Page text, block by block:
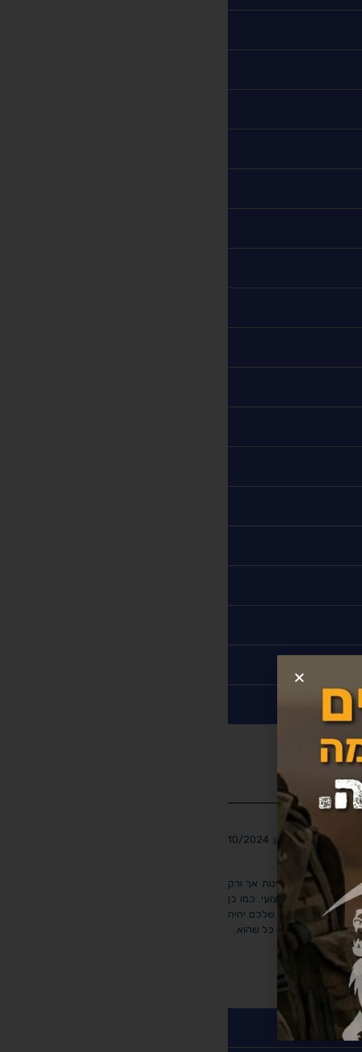
עדכון אחרון: 10/2024
אנו ממליצים לפנות אך ורק
ועם ניסיון מקצועי. כמו כן
פונים האם הטיפול שלכם יהיה
המלצה לפנות לגורם כל שהוא.